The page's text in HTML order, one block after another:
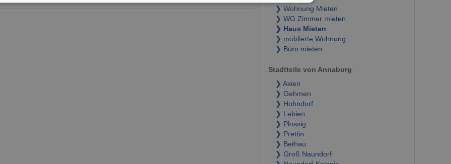
❯ Wohnung Mieten
❯ WG Zimmer mieten
❯ Haus Mieten
❯ möblierte Wohnung
❯ Büro mieten
Stadtteile von Annaburg
❯ Axien
❯ Gehmen
❯ Hohndorf
❯ Lebien
❯ Plossig
❯ Prettin
❯ Bethau
❯ Groß Naundorf